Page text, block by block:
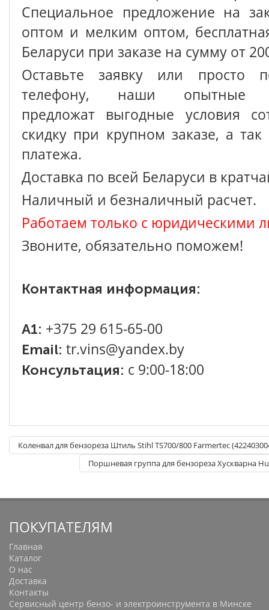
Специальное предложение на
оптом и мелким оптом,
Беларуси при заказе на сумму от
Оставьте заявку или просто
телефону, наши опытные
предложат выгодные условия
скидку при крупном заказе, а так
платежа.
Доставка по всей Беларуси в
Наличный и безналичный расчет.
Работаем только с юридическими
Звоните, обязательно поможем!
Контактная информация:
A1: +375 29 615-65-00
Email: tr.vins@yandex.by
Консультация: с 9:00-18:00
Коленвал для бензореза Штиль Stihl TS700/800 Farmertec
Поршневая группа для бензореза Хускварна
ПОКУПАТЕЛЯМ
Главная
Каталог
О нас
Доставка
Контакты
Сервисный центр бензо- и электроинструмента в Минске